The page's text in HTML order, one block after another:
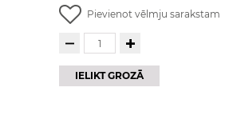
Pievienot vēlmju sarakstam
IELIKT GROZĀ